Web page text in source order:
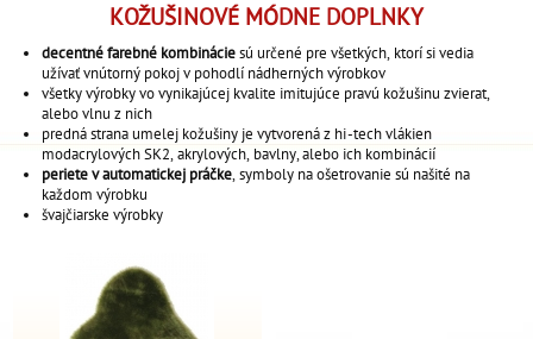
KOŽUŠINOVÉ MÓDNE DOPLNKY
decentné farebné kombináciesú určené pre všetkých, ktorí si vedia
užívať vnútorný pokoj v pohodlí nádherných výrobkov
všetky výrobky vo vynikajúcej kvalite imitujúce pravú kožušinu zvierat,
alebo vlnu z nich
predná strana umelej kožušiny je vytvorená z hi -tech vlákien
modacrylových SK2, akrylových, bavlny, alebo ich kombinácií
periete v automatickej práčke, symboly na ošetrovanie sú našité na
každom výrobku
švajčiarske výrobky